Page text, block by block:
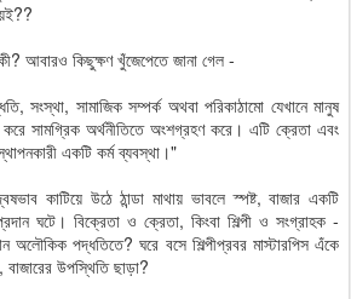
আবারও কিছুক্ষণ খুঁজেপেতে জানা গেল -
সংস্থা, সামাজিক সম্পর্ক অথবা পরিকাঠামো যেখানে মানুষ
সামগ্রিক অর্থনীতিতে অংশগ্রহণ করে। এটি ক্রেতা এবং
একটি কর্ম ব্যবস্থা।"
কাটিয়ে উঠে ঠান্ডা মাথায় ভাবলে স্পষ্ট, বাজার একটি
ঘটে। বিক্রেতা ও ক্রেতা, কিংবা শিল্পী ও সংগ্রাহক -
অলৌকিক পদ্ধতিতে? ঘরে বসে শিল্পীপ্রবর মাস্টারপিস এঁকে
উপস্থিতি ছাড়া?